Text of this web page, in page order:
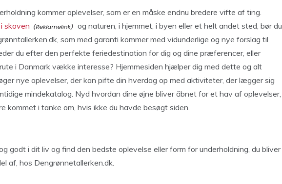
kommer oplevelser, som er en måske endnu bredere vifte af ting.
skoven
og naturen, i hjemmet, i byen eller et helt andet sted, bør du
som med garanti kommer med vidunderlige og nye forslag til
du efter den perfekte feriedestination for dig og dine præferencer, eller
i Danmark vække interesse? Hjemmesiden hjælper dig med dette og alt
nye oplevelser, der kan pifte din hverdag op med aktiviteter, der lægger sig
mindekatalog. Nyd hvordan dine øjne bliver åbnet for et hav af oplevelser,
kommet i tanke om, hvis ikke du havde besøgt siden.
godt i dit liv og find den bedste oplevelse eller form for underholdning, du bliver
af, hos Dengrønnetallerken.dk.